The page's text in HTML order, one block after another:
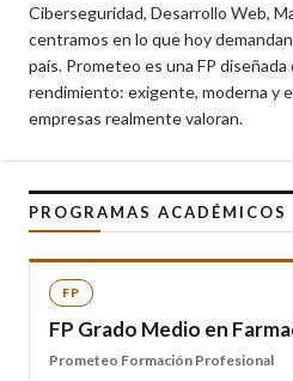
Ciberseguridad, Desarrollo Web,
centramos en lo que hoy
país. Prometeo es una FP
rendimiento: exigente, moderna y
empresas realmente valoran.
PROGRAMAS ACADÉMICOS
FP
FP Grado Medio en
Prometeo Formación Profesional